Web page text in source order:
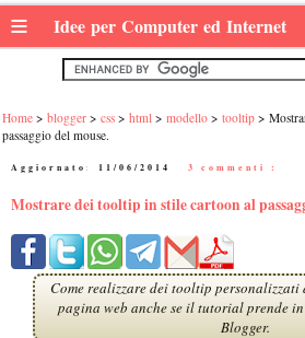
≡ Idee per Computer ed Internet
Home blogger css html modello tooltip
passaggio del mouse.
Aggiornato: 11/06/2014 3 commenti :
Mostrare dei tooltip in stile cartoon al
Come realizzare dei tooltip
pagina web anche se il tutorial prende in
Blogger.